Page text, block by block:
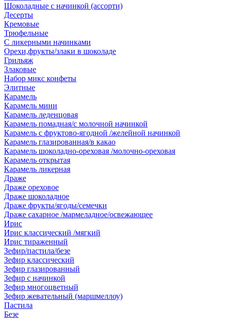
Шоколадные с начинкой (ассорти)
Десерты
Кремовые
Трюфельные
С ликерными начинками
Орехи,фрукты/злаки в шоколаде
Грильяж
Злаковые
Набор микс конфеты
Элитные
Карамель
Карамель мини
Карамель леденцовая
Карамель помадная/с молочной начинкой
Карамель с фруктово-ягодной /желейной начинкой
Карамель глазированная/в какао
Карамель шоколадно-ореховая /молочно-ореховая
Карамель открытая
Карамель ликерная
Драже
Драже ореховое
Драже шоколадное
Драже фрукты/ягоды/семечки
Драже сахарное /мармеладное/освежающее
Ирис
Ирис классический /мягкий
Ирис тираженный
Зефир/пастила/безе
Зефир классический
Зефир глазированный
Зефир с начинкой
Зефир многоцветный
Зефир жевательный (маршмеллоу)
Пастила
Безе